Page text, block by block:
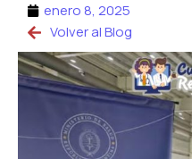
enero 8, 2025
Volver al Blog